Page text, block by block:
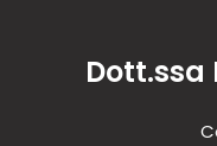
Dott.ssa